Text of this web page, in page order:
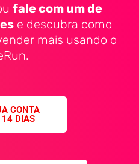
fale com um de
e descubra como
mais usando o
CONTA
14 DIAS